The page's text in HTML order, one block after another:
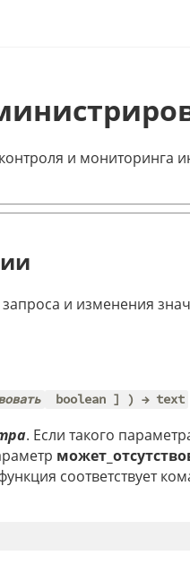
и мониторинга
и изменения
boolean ] ) → text
. Если такого
соответствует